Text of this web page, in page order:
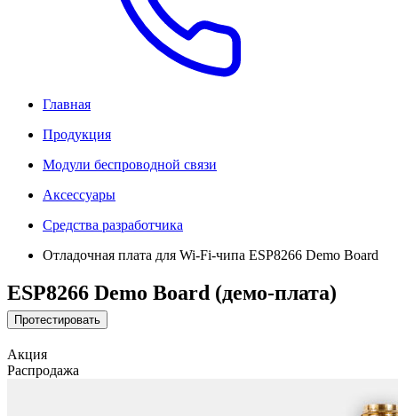
Главная
Продукция
Модули беспроводной связи
Аксессуары
Средства разработчика
Отладочная плата для Wi-Fi-чипа ESP8266 Demo Board
ESP8266 Demo Board (демо-плата)
Протестировать
Акция
Распродажа